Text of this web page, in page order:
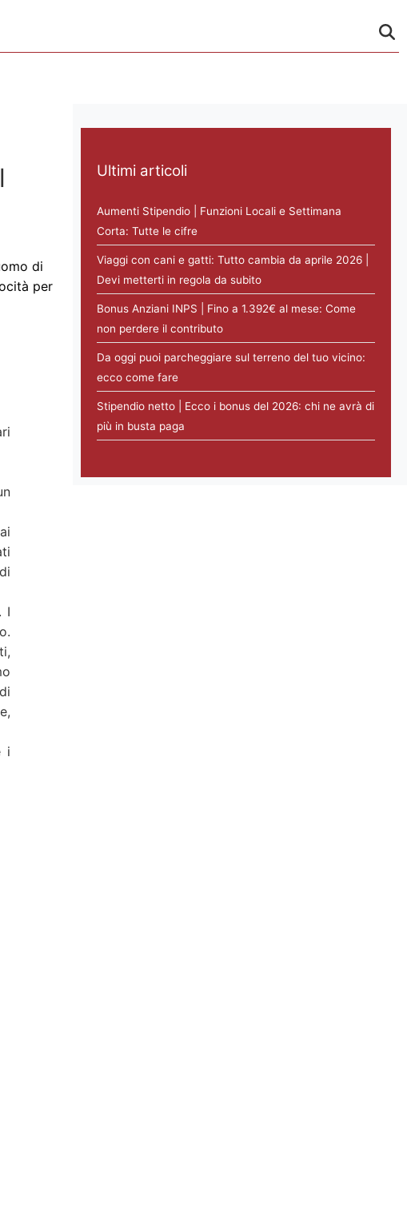
di
per
I
i
Ultimi articoli
Aumenti Stipendio | Funzioni Locali e Settimana
Corta: Tutte le cifre
Viaggi con cani e gatti: Tutto cambia da aprile 2026 |
Devi metterti in regola da subito
Bonus Anziani INPS | Fino a 1.392€ al mese: Come
non perdere il contributo
Da oggi puoi parcheggiare sul terreno del tuo vicino:
ecco come fare
Stipendio netto | Ecco i bonus del 2026: chi ne avrà di
più in busta paga